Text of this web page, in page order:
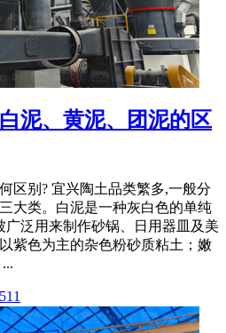
泥、黄泥、团泥的区
区别? 宜兴陶土品类繁多,一般分
大类。白泥是一种灰白色的单纯
广泛用来制作砂锅、日用器皿及美
紫色为主的杂色粉砂质粘土；嫩